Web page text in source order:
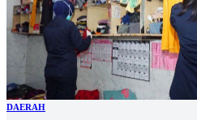
DAERAH